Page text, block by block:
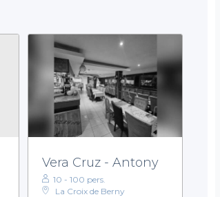
Vera Cruz - Antony
10 - 100 pers.
La Croix de Berny